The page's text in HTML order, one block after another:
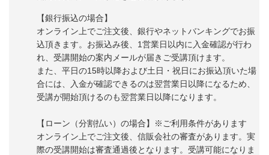
【銀行振込の場合】
オンライン上でご注文後、銀行やネットバンキングでお振
込頂きます。お振込み後、1営業日以内に入金確認が行わ
れ、受講開始の案内メールが届きご受講頂けます。
また、平日の15時以降および土日・祝日にお振込頂いた場
合には、入金が確認できるのは翌営業日以降になるため、
受講が開始頂けるのも翌営業日以降になります。
【ローン（分割払い）の場合】※ご利用条件があります
オンライン上でご注文後、信販会社の審査があります。実
際の受講開始は審査通過後となります。受講可能になりま